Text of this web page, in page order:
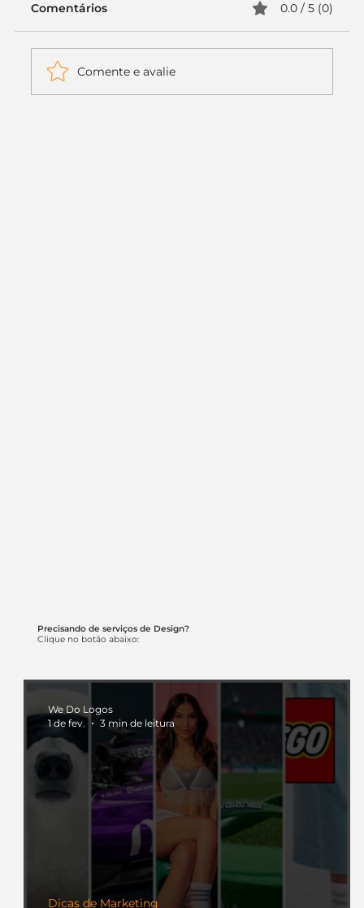
Precisando de serviços de Design?
Clique no botão abaixo:
Dicas de Marketing
We Do Logos
1 de fev.
3 min de leitura
Comentários 0.0 / 5 (0)
Comente e avalie